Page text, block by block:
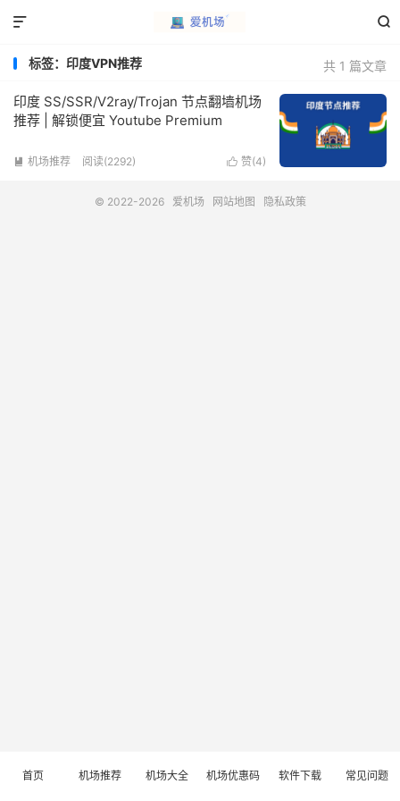


共 1 篇文章
标签：印度VPN推荐
印度 SS/SSR/V2ray/Trojan 节点翻墙机场
推荐 | 解锁便宜 Youtube Premium
 赞(4)
 机场推荐 阅读(2292)
© 2022-2026 爱机场 网站地图 隐私政策
首页 机场推荐 机场大全 机场优惠码 软件下载 常见问题